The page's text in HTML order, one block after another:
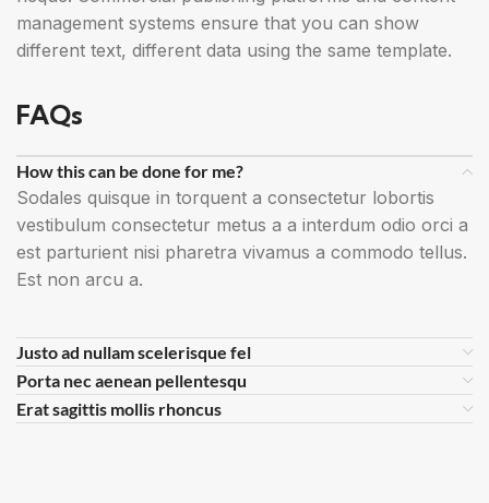
management systems ensure that you can show
different text, different data using the same template.
FAQs
How this can be done for me?
Sodales quisque in torquent a consectetur lobortis
vestibulum consectetur metus a a interdum odio orci a
est parturient nisi pharetra vivamus a commodo tellus.
Est non arcu a.
Justo ad nullam scelerisque fel
Porta nec aenean pellentesqu
Erat sagittis mollis rhoncus